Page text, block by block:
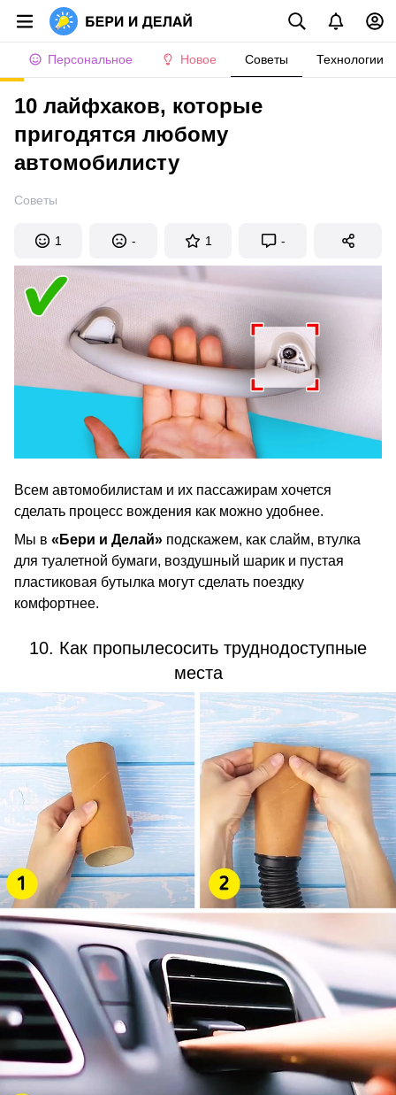
Персональное Новое Советы Технологии
10 лайфхаков, которые
пригодятся любому
автомобилисту
Советы
1 - 1 -
Всем автомобилистам и их пассажирам хочется
сделать процесс вождения как можно удобнее.
Мы в «Бери и Делай» подскажем, как слайм, втулка
для туалетной бумаги, воздушный шарик и пустая
пластиковая бутылка могут сделать поездку
комфортнее.
10. Как пропылесосить труднодоступные
места